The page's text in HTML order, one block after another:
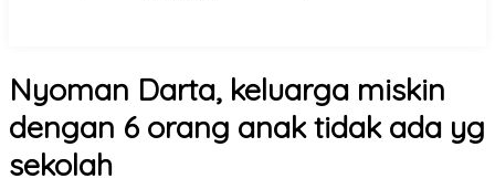
Nyoman Darta, keluarga miskin
dengan 6 orang anak tidak ada yg
sekolah